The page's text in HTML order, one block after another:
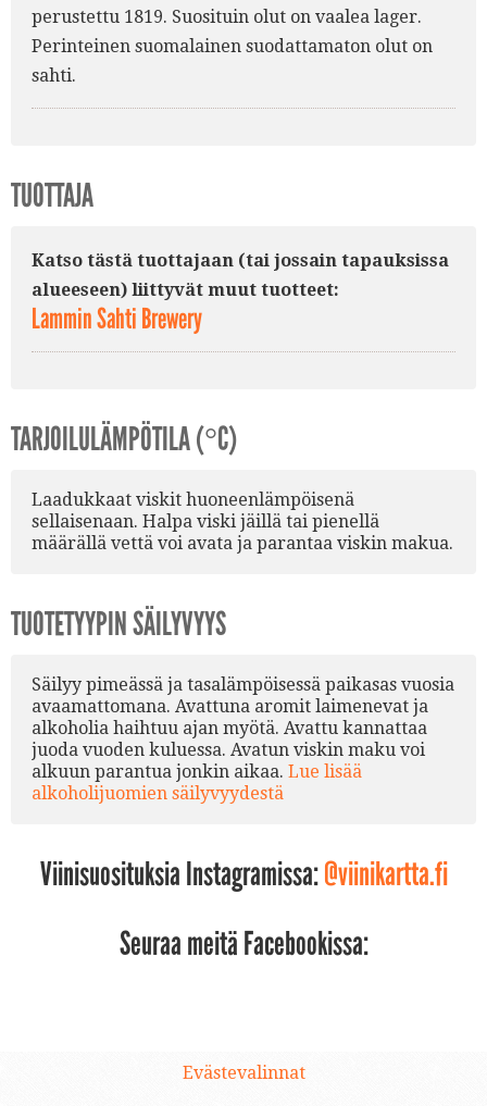
perustettu 1819. Suosituin olut on vaalea lager.
Perinteinen suomalainen suodattamaton olut on
sahti.
TUOTTAJA
Katso tästä tuottajaan (tai jossain tapauksissa
alueeseen) liittyvät muut tuotteet:
Lammin Sahti Brewery
TARJOILULÄMPÖTILA (°C)
Laadukkaat viskit huoneenlämpöisenä
sellaisenaan. Halpa viski jäillä tai pienellä
määrällä vettä voi avata ja parantaa viskin makua.
TUOTETYYPIN SÄILYVYYS
Säilyy pimeässä ja tasalämpöisessä paikasas vuosia
avaamattomana. Avattuna aromit laimenevat ja
alkoholia haihtuu ajan myötä. Avattu kannattaa
juoda vuoden kuluessa. Avatun viskin maku voi
alkuun parantua jonkin aikaa. Lue lisää
alkoholijuomien säilyvyydestä
Viinisuosituksia Instagramissa:@viinikartta.fi
Seuraa meitä Facebookissa:
Evästevalinnat